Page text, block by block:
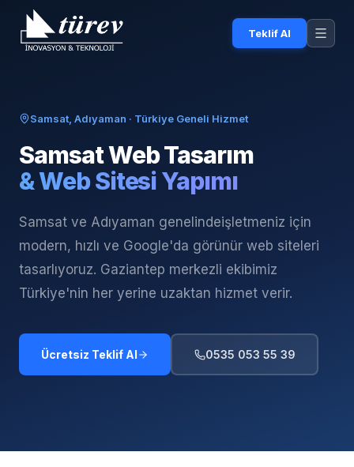
Teklif Al
Samsat, Adıyaman · Türkiye Geneli Hizmet
SamsatWeb Tasarım
& Web Sitesi Yapımı
Samsat ve Adıyaman genelindeişletmeniz için
modern, hızlı ve Google'da görünür web siteleri
tasarlıyoruz. Gaziantep merkezli ekibimiz
Türkiye'nin her yerine uzaktan hizmet verir.
Ücretsiz Teklif Al 0535 053 55 39